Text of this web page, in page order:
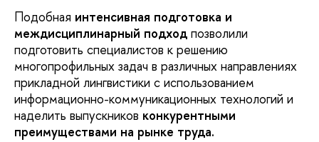
Подобная интенсивная подготовка и
междисциплинарный подход позволили
подготовить специалистов к решению
многопрофильных задач в различных направлениях
прикладной лингвистики с использованием
информационно-коммуникационных технологий и
наделить выпускников конкурентными
преимуществами на рынке труда.